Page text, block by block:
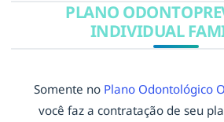
PLANO
INDIVIDUAL
Somente no Plano Odontológico
você faz a contratação de seu